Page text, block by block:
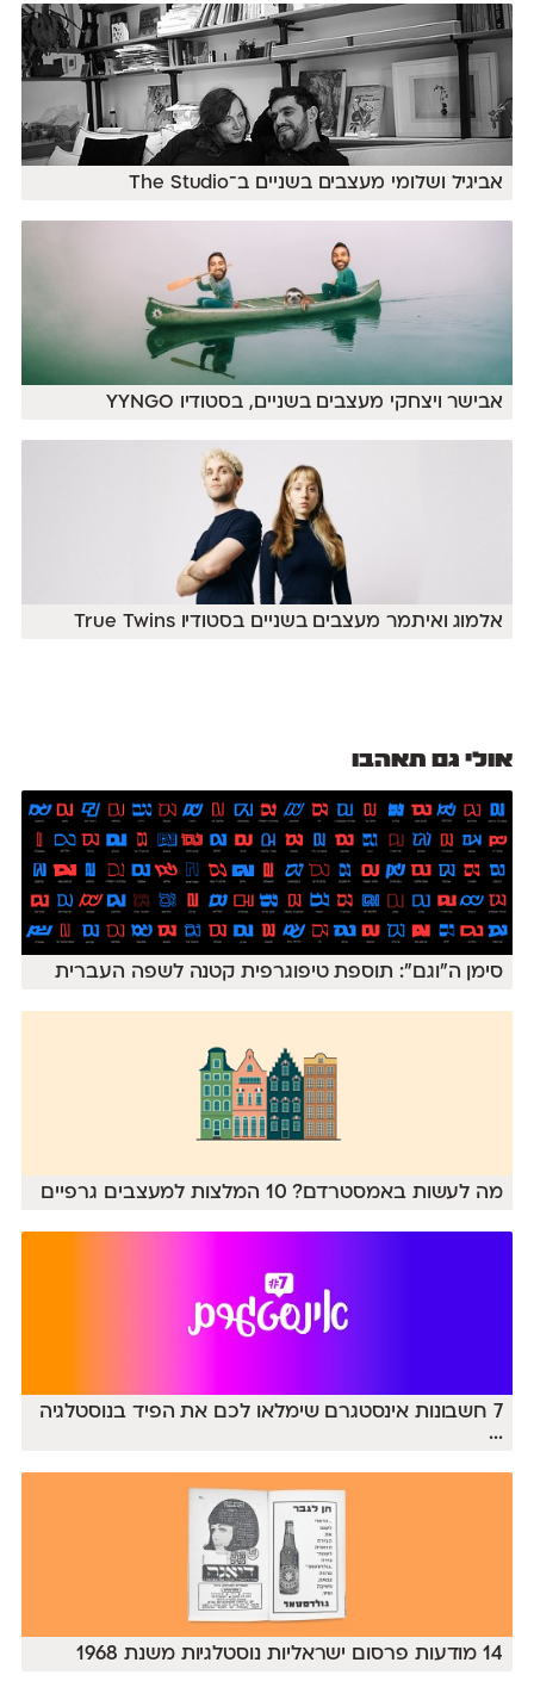
אביגיל ושלומי מעצבים בשניים ב־The Studio
אבישר ויצחקי מעצבים בשניים, בסטודיו YYNGO
אלמוג ואיתמר מעצבים בשניים בסטודיו True Twins
אולי גם תאהבו
סימן ה״וגם״: תוספת טיפוגרפית קטנה לשפה העברית
מה לעשות באמסטרדם? 10 המלצות למעצבים גרפיים
7 חשבונות אינסטגרם שימלאו לכם את הפיד בנוסטלגיה
...
14 מודעות פרסום ישראליות נוסטלגיות משנת 1968